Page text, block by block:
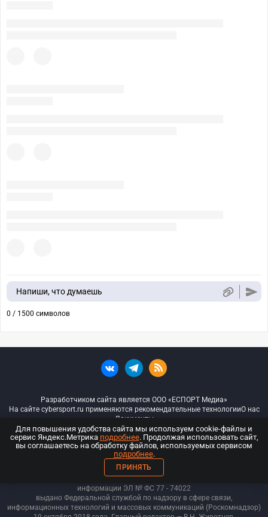
Напиши, что думаешь
0 / 1500 символов
Разработчиком сайта является ООО «ЕСПОРТ Медиа»
На сайте cybersport.ru применяются рекомендательные технологииО нас
Документы
© ООО «Киберспорт.ру» — Все права защищены
18+
ООО «Киберспорт.ру». Свидетельство о регистрации средств массовой
информации ЭЛ № ФС 77 - 74022
выдано Федеральной службой по надзору в сфере связи,
информационных технологий и массовых коммуникаций (Роскомнадзор)
Для повышения удобства сайта мы используем cookie-файлы и
сервис Яндекс.Метрика подробнее. Продолжая использовать сайт,
вы соглашаетесь на обработку файлов, используемых сервисом
подробнее.
ПРИНЯТЬ